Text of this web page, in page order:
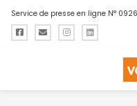
Service de presse en ligne N°